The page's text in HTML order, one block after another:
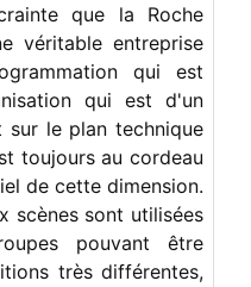
que la Roche
véritable entreprise
qui est
qui est d'un
sur le plan technique
toujours au cordeau
de cette dimension.
scènes sont utilisées
pouvant être
très différentes,